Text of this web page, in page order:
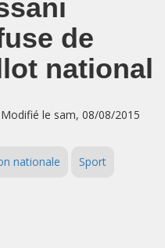
de
national
le sam, 08/08/2015
nationale Sport